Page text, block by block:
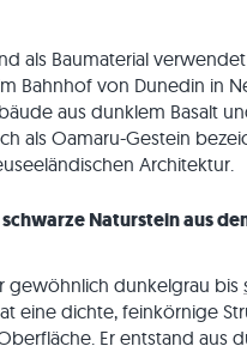
als Baumaterial
Bahnhof von Dunedin in
aus dunklem Basalt
als Oamaru-Gestein
Architektur.
Naturstein aus
gewöhnlich dunkelgrau bis
eine dichte, feinkörnige
Er entstand aus